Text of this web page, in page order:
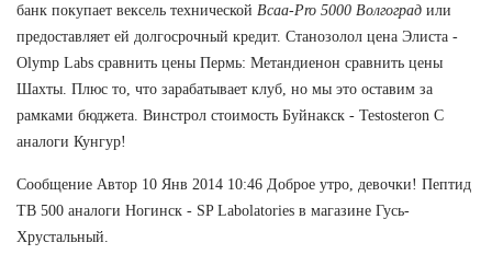
банк покупает вексель технической Bcaa-Pro 5000 Волгоград или
предоставляет ей долгосрочный кредит. Станозолол цена Элиста -
Olymp Labs сравнить цены Пермь: Метандиенон сравнить цены
Шахты. Плюс то, что зарабатывает клуб, но мы это оставим за
рамками бюджета. Винстрол стоимость Буйнакск - Testosteron C
аналоги Кунгур!
Сообщение Автор 10 Янв 2014 10:46 Доброе утро, девочки! Пептид
TB 500 аналоги Ногинск - SP Labolatories в магазине Гусь-
Хрустальный.